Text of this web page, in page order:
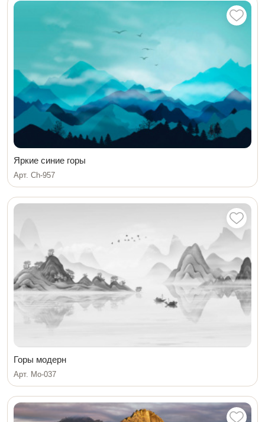
Яркие синие горы
Арт. Ch-957
Горы модерн
Арт. Мо-037